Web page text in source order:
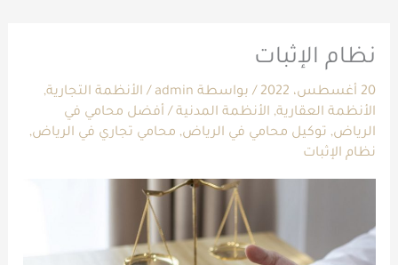
نظام الإثبات
20 أغسطس، 2022 / بواسطة admin
/ الأنظمة التجارية,
الأنظمة العقارية, الأنظمة المدنية / أفضل محامي في
الرياض, توكيل محامي في الرياض, محامي تجاري في الرياض,
نظام الإثبات